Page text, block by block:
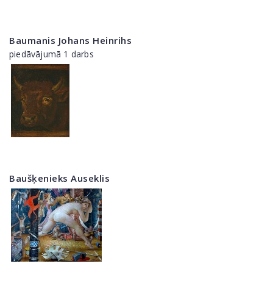
Baumanis Johans Heinrihs
piedāvājumā 1 darbs
Baušķenieks Auseklis